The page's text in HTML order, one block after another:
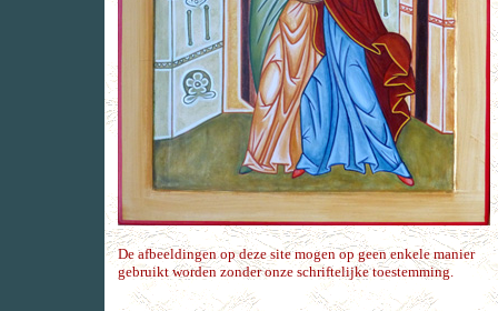
De afbeeldingen op deze site mogen op geen enkele manier
gebruikt worden zonder onze schriftelijke toestemming.